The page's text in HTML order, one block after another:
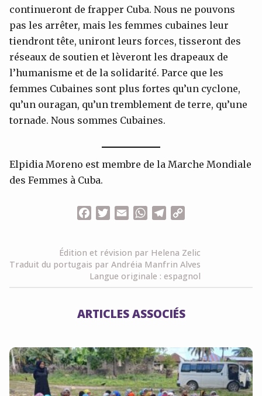
continueront de frapper Cuba. Nous ne pouvons
pas les arrêter, mais les femmes cubaines leur
tiendront tête, uniront leurs forces, tisseront des
réseaux de soutien et lèveront les drapeaux de
l’humanisme et de la solidarité. Parce que les
femmes Cubaines sont plus fortes qu’un cyclone,
qu’un ouragan, qu’un tremblement de terre, qu’une
tornade. Nous sommes Cubaines.
Elpidia Moreno est membre de la Marche Mondiale
des Femmes à Cuba.
FacebookTwitterEmailWhatsApp
Telegram
Édition et révision par Helena Zelic
Traduit du portugais par Andréia Manfrin Alves
Langue originale : espagnol
ARTICLES ASSOCIÉS